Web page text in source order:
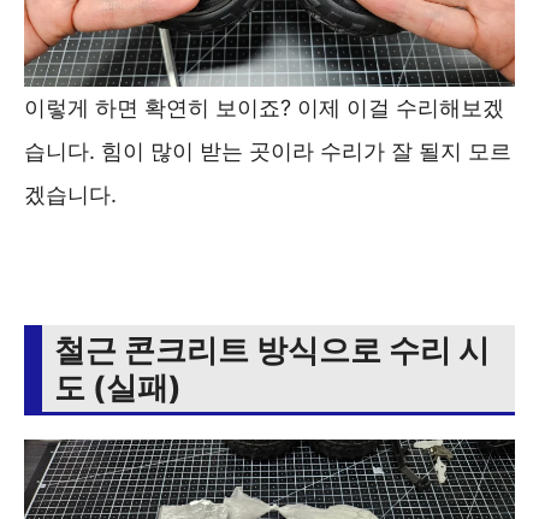
이렇게 하면 확연히 보이죠? 이제 이걸 수리해보겠
습니다. 힘이 많이 받는 곳이라 수리가 잘 될지 모르
겠습니다.
철근 콘크리트 방식으로 수리 시
도 (실패)